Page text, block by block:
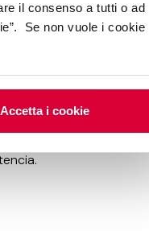
il consenso a tutti o ad
Se non vuole i cookie
Accetta i cookie
La imitación